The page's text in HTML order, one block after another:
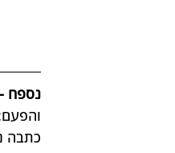
נספח
כתבה